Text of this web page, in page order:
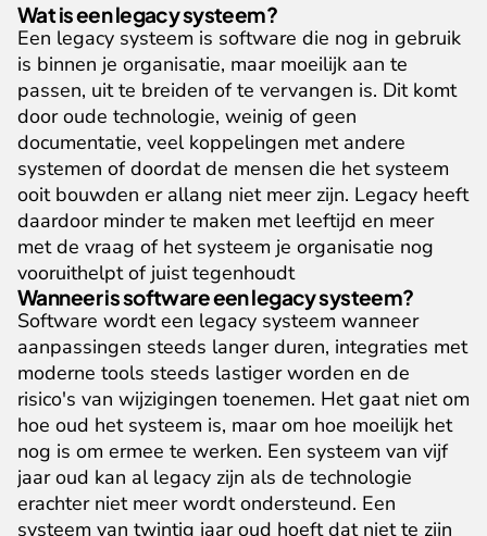
Wat is een legacy systeem?
Een legacy systeem is software die nog in gebruik
is binnen je organisatie, maar moeilijk aan te
passen, uit te breiden of te vervangen is. Dit komt
door oude technologie, weinig of geen
documentatie, veel koppelingen met andere
systemen of doordat de mensen die het systeem
ooit bouwden er allang niet meer zijn. Legacy heeft
daardoor minder te maken met leeftijd en meer
met de vraag of het systeem je organisatie nog
vooruithelpt of juist tegenhoudt
Wanneer is software een legacy systeem?
Software wordt een legacy systeem wanneer
aanpassingen steeds langer duren, integraties met
moderne tools steeds lastiger worden en de
risico's van wijzigingen toenemen. Het gaat niet om
hoe oud het systeem is, maar om hoe moeilijk het
nog is om ermee te werken. Een systeem van vijf
jaar oud kan al legacy zijn als de technologie
erachter niet meer wordt ondersteund. Een
systeem van twintig jaar oud hoeft dat niet te zijn